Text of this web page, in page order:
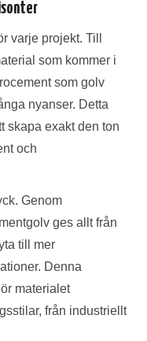
varje projekt. Till
som kommer i
som golv
nyanser. Detta
skapa exakt den ton
och
Genom
ges allt från
till mer
Denna
materialet
från industriellt